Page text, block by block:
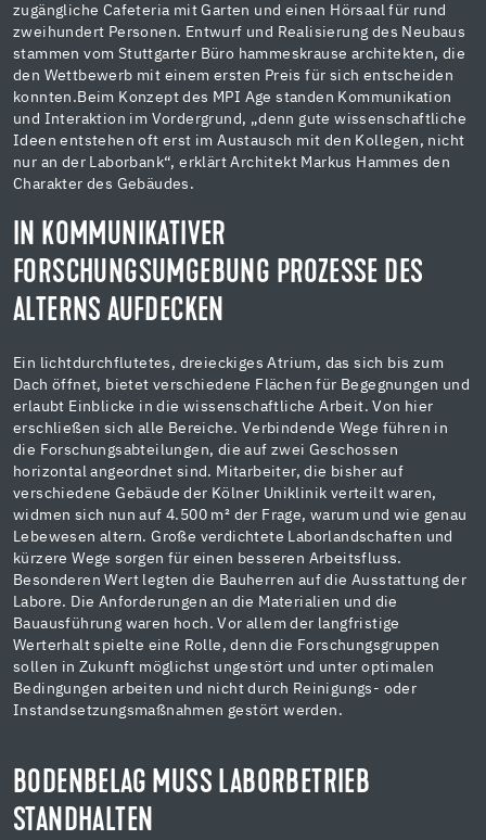
zugängliche Cafeteria mit Garten und einen Hörsaal für rund
zweihundert Personen. Entwurf und Realisierung des Neubaus
stammen vom Stuttgarter Büro hammeskrause architekten, die
den Wettbewerb mit einem ersten Preis für sich entscheiden
konnten.Beim Konzept des MPI Age standen Kommunikation
und Interaktion im Vordergrund, „denn gute wissenschaftliche
Ideen entstehen oft erst im Austausch mit den Kollegen, nicht
nur an der Laborbank“, erklärt Architekt Markus Hammes den
Charakter des Gebäudes.
IN KOMMUNIKATIVER
FORSCHUNGSUMGEBUNG PROZESSE DES
ALTERNS AUFDECKEN
Ein lichtdurchflutetes, dreieckiges Atrium, das sich bis zum
Dach öffnet, bietet verschiedene Flächen für Begegnungen und
erlaubt Einblicke in die wissenschaftliche Arbeit. Von hier
erschließen sich alle Bereiche. Verbindende Wege führen in
die Forschungsabteilungen, die auf zwei Geschossen
horizontal angeordnet sind. Mitarbeiter, die bisher auf
verschiedene Gebäude der Kölner Uniklinik verteilt waren,
widmen sich nun auf 4.500 m² der Frage, warum und wie genau
Lebewesen altern. Große verdichtete Laborlandschaften und
kürzere Wege sorgen für einen besseren Arbeitsfluss.
Besonderen Wert legten die Bauherren auf die Ausstattung der
Labore. Die Anforderungen an die Materialien und die
Bauausführung waren hoch. Vor allem der langfristige
Werterhalt spielte eine Rolle, denn die Forschungsgruppen
sollen in Zukunft möglichst ungestört und unter optimalen
Bedingungen arbeiten und nicht durch Reinigungs- oder
Instandsetzungsmaßnahmen gestört werden.
BODENBELAG MUSS LABORBETRIEB
STANDHALTEN